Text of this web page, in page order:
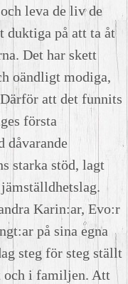
leva de liv de
på att ta åt
Det har skett
oändligt modiga,
att det funnits
första
dåvarande
starka stöd, lagt
Karin:ar, Evo:r
på sina egna
steg för steg ställt
och i familjen. Att